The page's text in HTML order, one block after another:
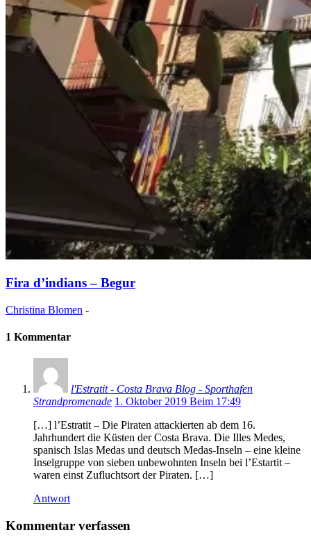
Fira d’indians – Begur
Christina Blomen -
1 Kommentar
l'Estratit - Costa Brava Blog - Sporthafen
Strandpromenade 1. Oktober 2019 Beim 17:49
[…] l’Estratit – Die Piraten attackierten ab dem 16.
Jahrhundert die Küsten der Costa Brava. Die Illes Medes,
spanisch Islas Medas und deutsch Medas-Inseln – eine kleine
Inselgruppe von sieben unbewohnten Inseln bei l’Estartit –
waren einst Zufluchtsort der Piraten. […]
Antwort
Kommentar verfassen